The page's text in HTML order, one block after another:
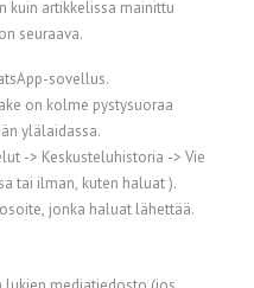
kuin artikkelissa mainittu
seuraava.
sovellus.
on kolme pystysuoraa
ylälaidassa.
-> Keskusteluhistoria -> Vie
tai ilman, kuten haluat ).
jonka haluat lähettää.